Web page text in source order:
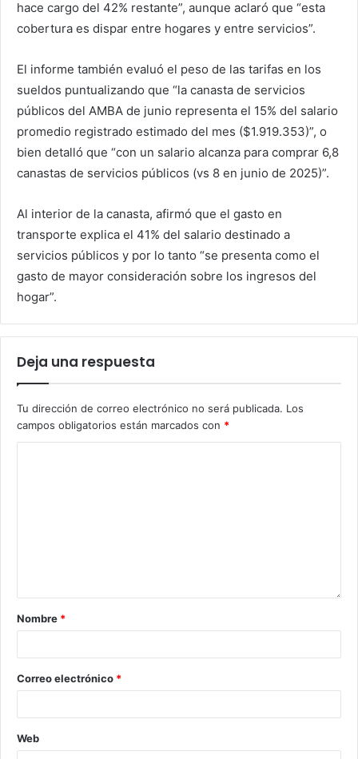
hace cargo del 42% restante”, aunque aclaró que “esta
cobertura es dispar entre hogares y entre servicios”.
El informe también evaluó el peso de las tarifas en los
sueldos puntualizando que “la canasta de servicios
públicos del AMBA de junio representa el 15% del salario
promedio registrado estimado del mes ($1.919.353)”, o
bien detalló que “con un salario alcanza para comprar 6,8
canastas de servicios públicos (vs 8 en junio de 2025)”.
Al interior de la canasta, afirmó que el gasto en
transporte explica el 41% del salario destinado a
servicios públicos y por lo tanto “se presenta como el
gasto de mayor consideración sobre los ingresos del
hogar”.
Deja una respuesta
Tu dirección de correo electrónico no será publicada. Los
campos obligatorios están marcados con *
Nombre *
Correo electrónico *
Web